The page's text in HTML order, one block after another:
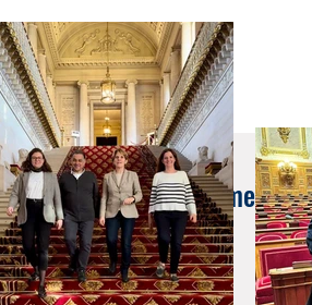
Conseil d'établissement
réponses
25 nov. 2019